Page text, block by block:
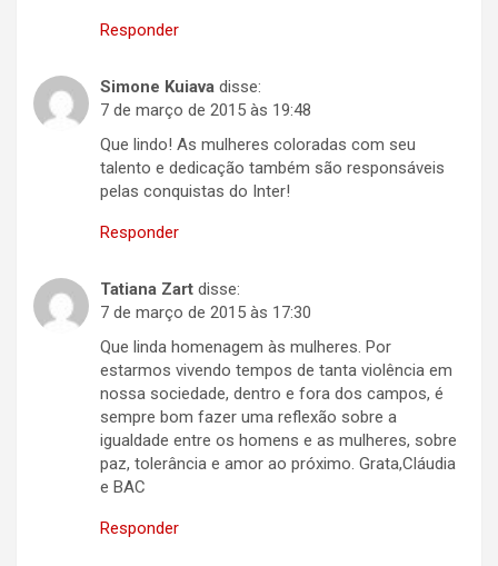
Responder
Simone Kuiava disse:
7 de março de 2015 às 19:48
Que lindo! As mulheres coloradas com seu
talento e dedicação também são responsáveis
pelas conquistas do Inter!
Responder
Tatiana Zart disse:
7 de março de 2015 às 17:30
Que linda homenagem às mulheres. Por
estarmos vivendo tempos de tanta violência em
nossa sociedade, dentro e fora dos campos, é
sempre bom fazer uma reflexão sobre a
igualdade entre os homens e as mulheres, sobre
paz, tolerância e amor ao próximo. Grata,Cláudia
e BAC
Responder